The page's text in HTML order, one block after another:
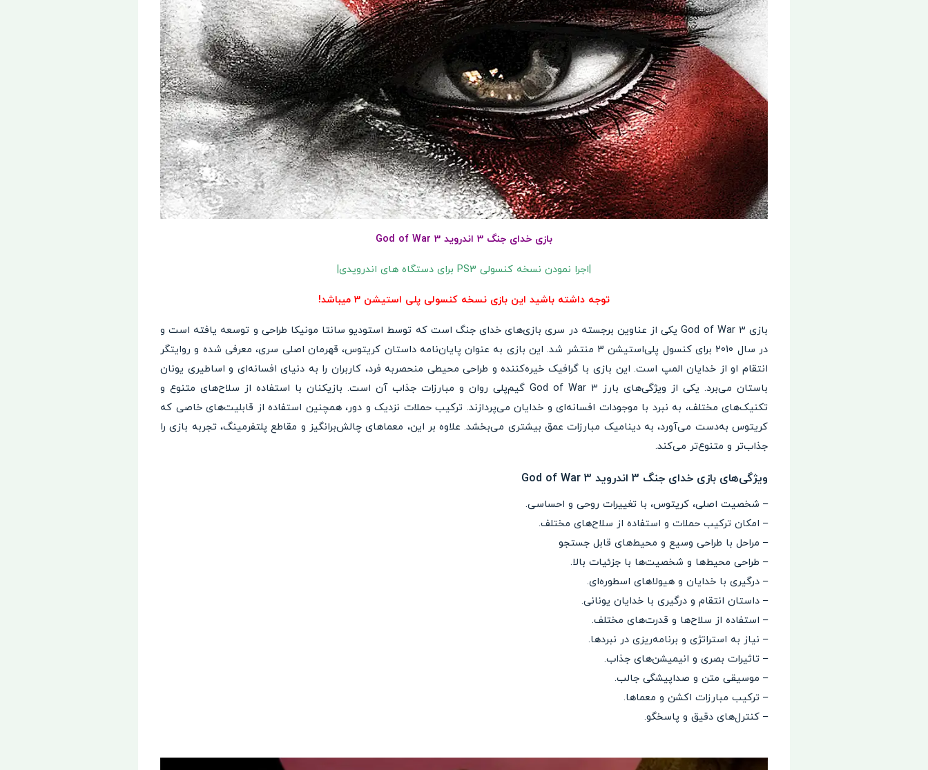
بازی خدای جنگ 3 اندروید God of War 3
|اجرا نمودن نسخه کنسولی PS3 برای دستگاه های اندرویدی|
توجه داشته باشید این بازی نسخه کنسولی پلی استیشن 3 میباشد!
بازی God of War 3 یکی از عناوین برجسته در سری بازی‌های خدای جنگ است که توسط استودیو سانتا مونیکا طراحی و توسعه یافته است و
در سال 2010 برای کنسول پلی‌استیشن 3 منتشر شد. این بازی به عنوان پایان‌نامه داستان کریتوس، قهرمان اصلی سری، معرفی شده و روایتگر
انتقام او از خدایان المپ است. این بازی با گرافیک خیره‌کننده و طراحی محیطی منحصربه فرد، کاربران را به دنیای افسانه‌ای و اساطیری یونان
باستان می‌برد. یکی از ویژگی‌های بارز God of War 3 گیم‌پلی روان و مبارزات جذاب آن است. بازیکنان با استفاده از سلاح‌های متنوع و
تکنیک‌های مختلف، به نبرد با موجودات افسانه‌ای و خدایان می‌پردازند. ترکیب حملات نزدیک و دور، همچنین استفاده از قابلیت‌های خاصی که
کریتوس به‌دست می‌آورد، به دینامیک مبارزات عمق بیشتری می‌بخشد. علاوه بر این، معماهای چالش‌برانگیز و مقاطع پلتفرمینگ، تجربه بازی را
جذاب‌تر و متنوع‌تر می‌کند.
ویژگی‌های بازی خدای جنگ 3 اندروید God of War 3
– شخصیت اصلی، کریتوس، با تغییرات روحی و احساسی.
– امکان ترکیب حملات و استفاده از سلاح‌های مختلف.
– مراحل با طراحی وسیع و محیط‌های قابل‌ جستجو
– طراحی محیط‌ها و شخصیت‌ها با جزئیات بالا.
– درگیری با خدایان و هیولاهای اسطوره‌ای.
– داستان انتقام و درگیری با خدایان یونانی.
– استفاده از سلاح‌ها و قدرت‌های مختلف.
– نیاز به استراتژی و برنامه‌ریزی در نبردها.
– تاثیرات بصری و انیمیشن‌های جذاب.
– موسیقی متن و صداپیشگی جالب.
– ترکیب مبارزات اکشن و معماها.
– کنترل‌های دقیق و پاسخگو.